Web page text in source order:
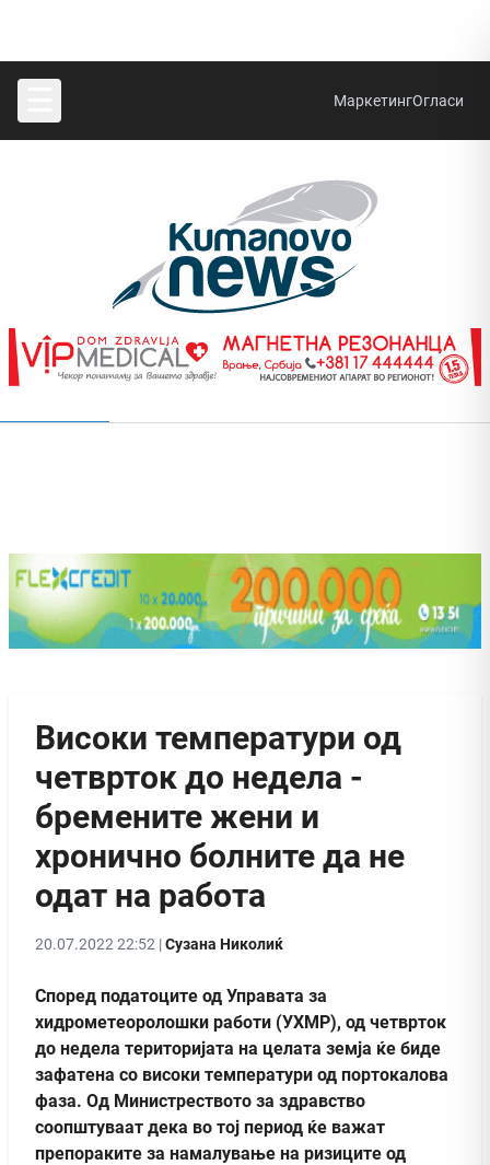
МаркетингОгласи
Високи температури од
четврток до недела -
бремените жени и
хронично болните да не
одат на работа
20.07.2022 22:52 |Сузана Николиќ
Според податоците од Управата за
хидрометеоролошки работи (УХМР), од четврток
до недела територијата на целата земја ќе биде
зафатена со високи температури од портокалова
фаза. Од Министреството за здравство
соопштуваат дека во тој период ќе важат
препораките за намалување на ризиците од